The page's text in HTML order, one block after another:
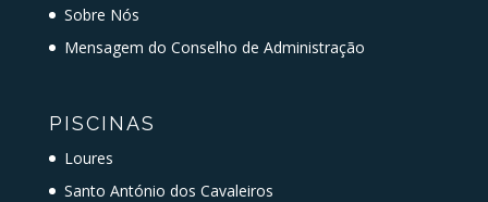
Sobre Nós
Mensagem do Conselho de Administração
PISCINAS
Loures
Santo António dos Cavaleiros